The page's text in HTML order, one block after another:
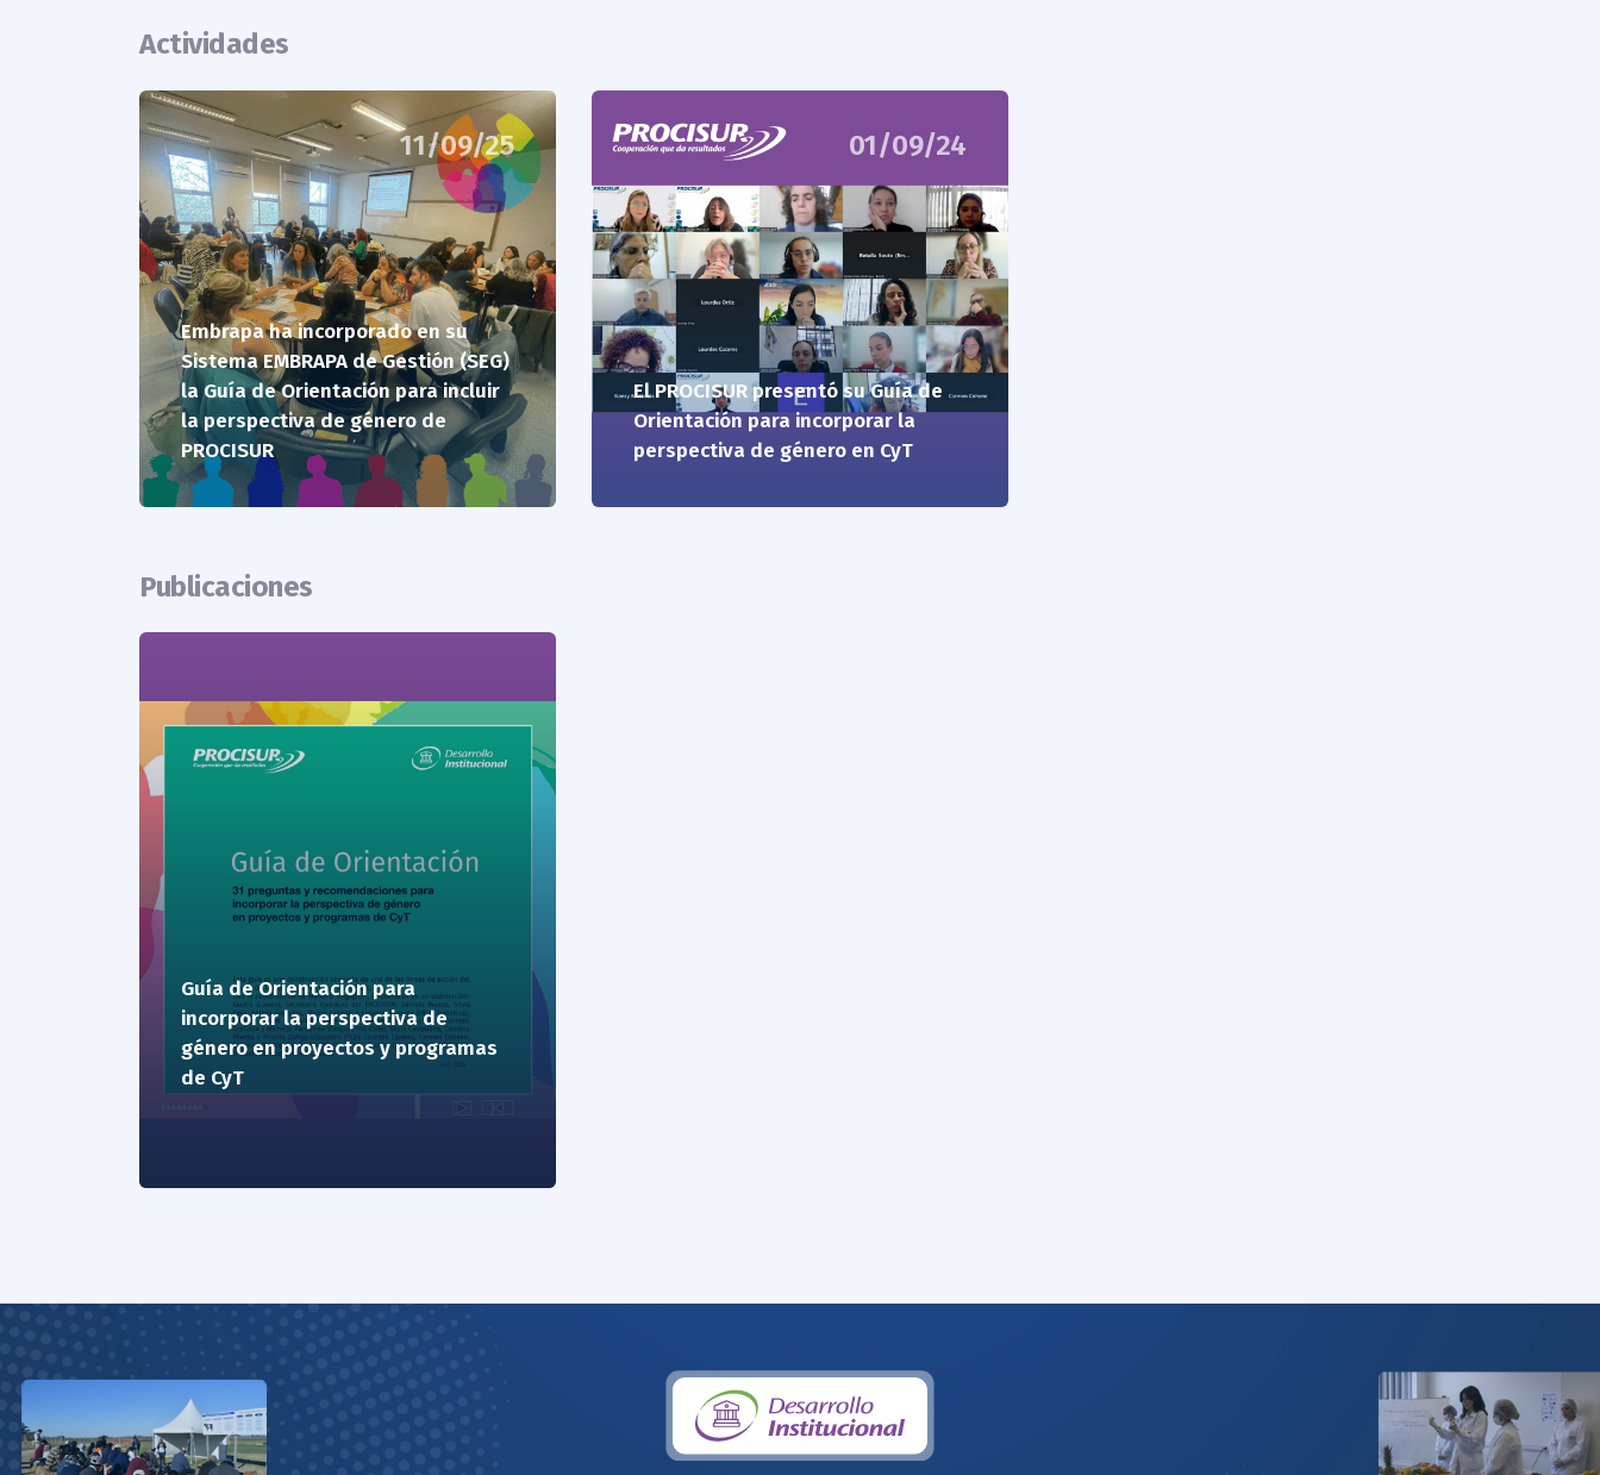
Actividades
11/09/25
Embrapa ha incorporado en su
Sistema EMBRAPA de Gestión (SEG)
la Guía de Orientación para incluir
la perspectiva de género de
PROCISUR
01/09/24
El PROCISUR presentó su Guía de
Orientación para incorporar la
perspectiva de género en CyT
Publicaciones
Guía de Orientación para
incorporar la perspectiva de
género en proyectos y programas
de CyT